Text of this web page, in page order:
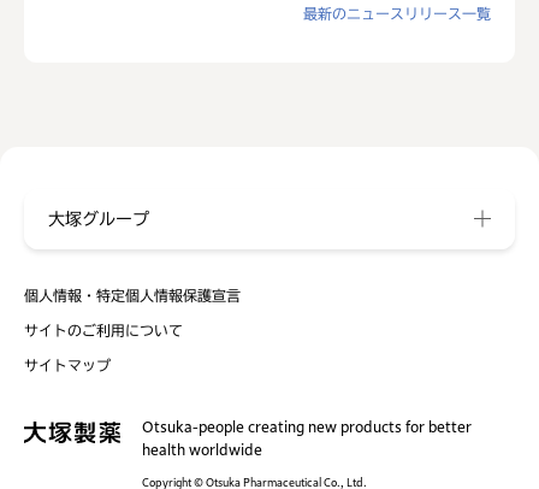
最新のニュースリリース一覧
個人情報・特定個人情報保護宣言
サイトのご利用について
サイトマップ
大塚グループ
Otsuka-people creating new products for better
health worldwide
Copyright © Otsuka Pharmaceutical Co., Ltd.